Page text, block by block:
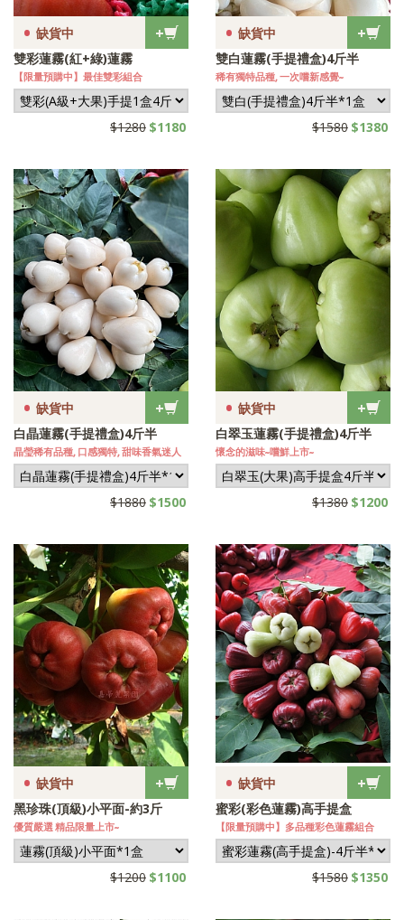
+
• 缺貨中
雙彩蓮霧(紅+綠)蓮霧
【限量預購中】最佳雙彩組合
$1280 $1180
+
• 缺貨中
雙白蓮霧(手提禮盒)4斤半
稀有獨特品種, 一次嚐新感覺~
$1580 $1380
+
• 缺貨中
白晶蓮霧(手提禮盒)4斤半
晶瑩稀有品種, 口感獨特, 甜味香氣迷人
$1880 $1500
+
• 缺貨中
白翠玉蓮霧(手提禮盒)4斤半
懷念的滋味~嚐鮮上市~
$1380 $1200
+
• 缺貨中
黑珍珠(頂級)小平面-約3斤
優質嚴選 精品限量上市~
$1200 $1100
+
• 缺貨中
蜜彩(彩色蓮霧)高手提盒
【限量預購中】多品種彩色蓮霧組合
$1580 $1350